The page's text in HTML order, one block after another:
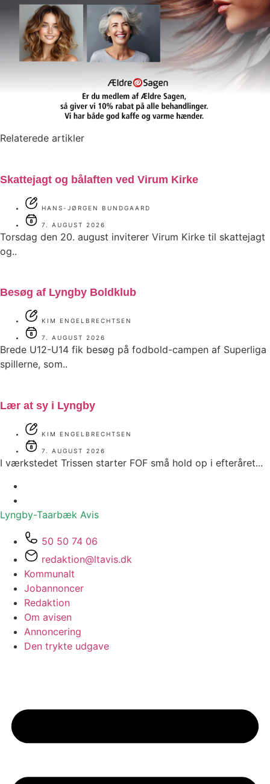
Relaterede artikler
Skattejagt og bålaften ved Virum Kirke
HANS-JØRGEN BUNDGAARD
7. AUGUST 2026
Torsdag den 20. august inviterer Virum Kirke til skattejagt
og..
Besøg af Lyngby Boldklub
KIM ENGELBRECHTSEN
7. AUGUST 2026
Brede U12-U14 fik besøg på fodbold-campen af Superliga
spillerne, som..
Lær at sy i Lyngby
KIM ENGELBRECHTSEN
7. AUGUST 2026
I værkstedet Trissen starter FOF små hold op i efteråret...
Lyngby-Taarbæk Avis
50 50 74 06
redaktion@ltavis.dk
Kommunalt
Jobannoncer
Redaktion
Om avisen
Annoncering
Den trykte udgave